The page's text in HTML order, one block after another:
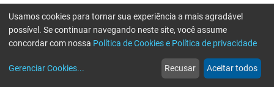
web
Notícias
more_horiz
Mais
Usamos cookies para tornar sua experiência a mais agradável
possível. Se continuar navegando neste site, você assume
concordar com nossa Política de Cookies e Política de privacidade
Gerenciar Cookies... Recusar Aceitar todos
Erro ao enviar informações, por favor tente novamente